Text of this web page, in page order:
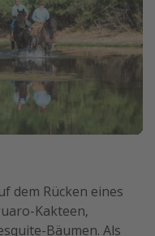
dem Rücken eines
Kakteen,
Bäumen. Als